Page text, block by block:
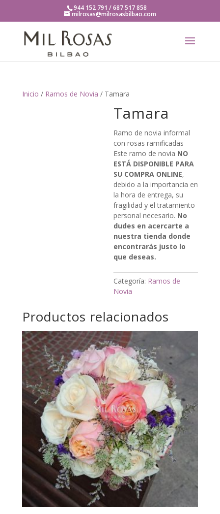
944 152 791 / 687 517 858
milrosas@milrosasbilbao.com
Inicio / Ramos de Novia / Tamara
Tamara
Ramo de novia informal
con rosas ramificadas
Este ramo de novia NO
ESTÁ DISPONIBLE PARA
SU COMPRA ONLINE,
debido a la importancia en
la hora de entrega, su
fragilidad y el tratamiento
personal necesario. No
dudes en acercarte a
nuestra tienda donde
encontrarás justo lo
que deseas.
Categoría: Ramos de
Novia
Productos relacionados